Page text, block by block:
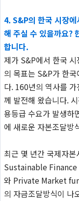
4. S&P의 한국 시장
해 주실 수 있을까요?
합니다.
제가 S&P에서 한국
의 목표는 S&P가 한
다. 160년의 역사를
께 발전해 왔습니다.
용등급 수요가 발생하
에 새로운 자본조달방
최근 몇 년간 국제자
Sustainable Finance
와 Private Market
의 자금조달방식이 나